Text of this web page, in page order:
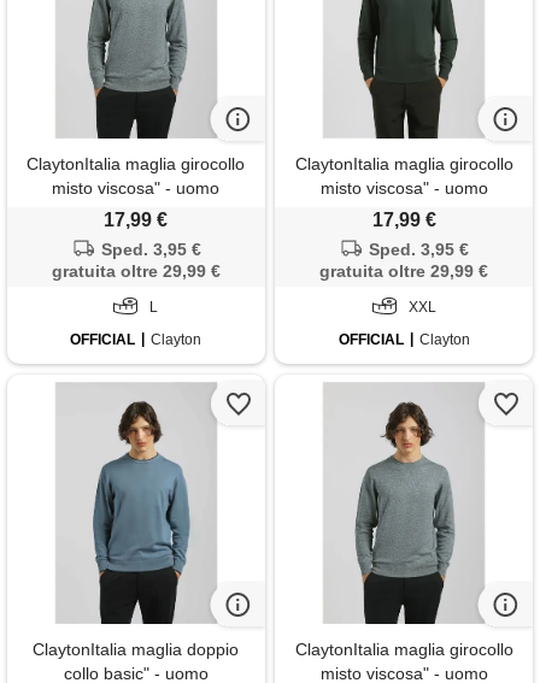
ClaytonItalia maglia girocollo
misto viscosa" - uomo
17,99 €
Sped. 3,95 €
gratuita oltre 29,99 €
L
OFFICIAL
Clayton
ClaytonItalia maglia girocollo
misto viscosa" - uomo
17,99 €
Sped. 3,95 €
gratuita oltre 29,99 €
XXL
OFFICIAL
Clayton
ClaytonItalia maglia doppio
collo basic" - uomo
ClaytonItalia maglia girocollo
misto viscosa" - uomo